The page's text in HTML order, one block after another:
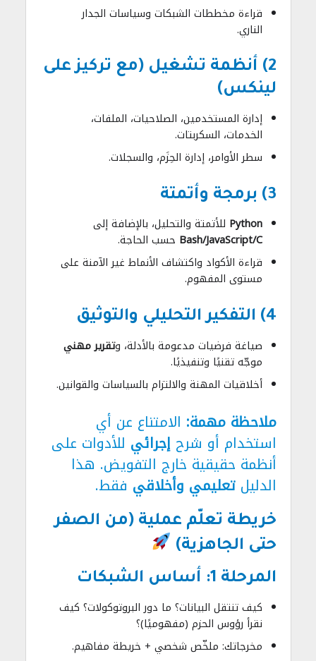
قراءة مخططات الشبكات وسياسات الجدار
الناري.
2) أنظمة تشغيل (مع تركيز على
لينكس)
إدارة المستخدمين، الصلاحيات، الملفات،
الخدمات، السكربتات.
سطر الأوامر، إدارة الحِزَم، والسجلات.
3) برمجة وأتمتة
Python للأتمتة والتحليل، بالإضافة إلى
Bash/JavaScript/C حسب الحاجة.
قراءة الأكواد واكتشاف الأنماط غير الآمنة على
مستوى المفهوم.
4) التفكير التحليلي والتوثيق
صياغة فرضيات مدعومة بالأدلة، وتقرير مهني
موجّه تقنيًا وتنفيذيًا.
أخلاقيات المهنة والالتزام بالسياسات والقوانين.
ملاحظة مهمة: الامتناع عن أي
استخدام أو شرحإجرائي للأدوات على
أنظمة حقيقية خارج التفويض. هذا
الدليلتعليمي وأخلاقي فقط.
خريطة تعلّم عملية (من الصفر
حتى الجاهزية)
المرحلة 1: أساس الشبكات
كيف تنتقل البيانات؟ ما دور البروتوكولات؟ كيف
نقرأ رؤوس الحزم (مفهوميًا)؟
مخرجاتك: ملخّص شخصي + خريطة مفاهيم.